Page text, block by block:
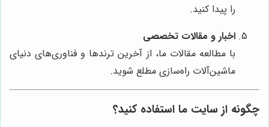
را پیدا کنید.
اخبار و مقالات تخصصی
با مطالعه مقالات ما، از آخرین ترندها و فناوری‌های دنیای
ماشین‌آلات راه‌سازی مطلع شوید.
چگونه از سایت ما استفاده کنید؟